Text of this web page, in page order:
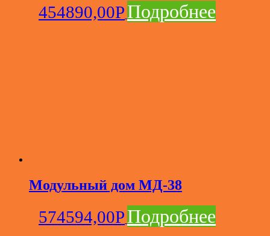
454890,00РПодробнее
Модульный дом МД-38
574594,00РПодробнее